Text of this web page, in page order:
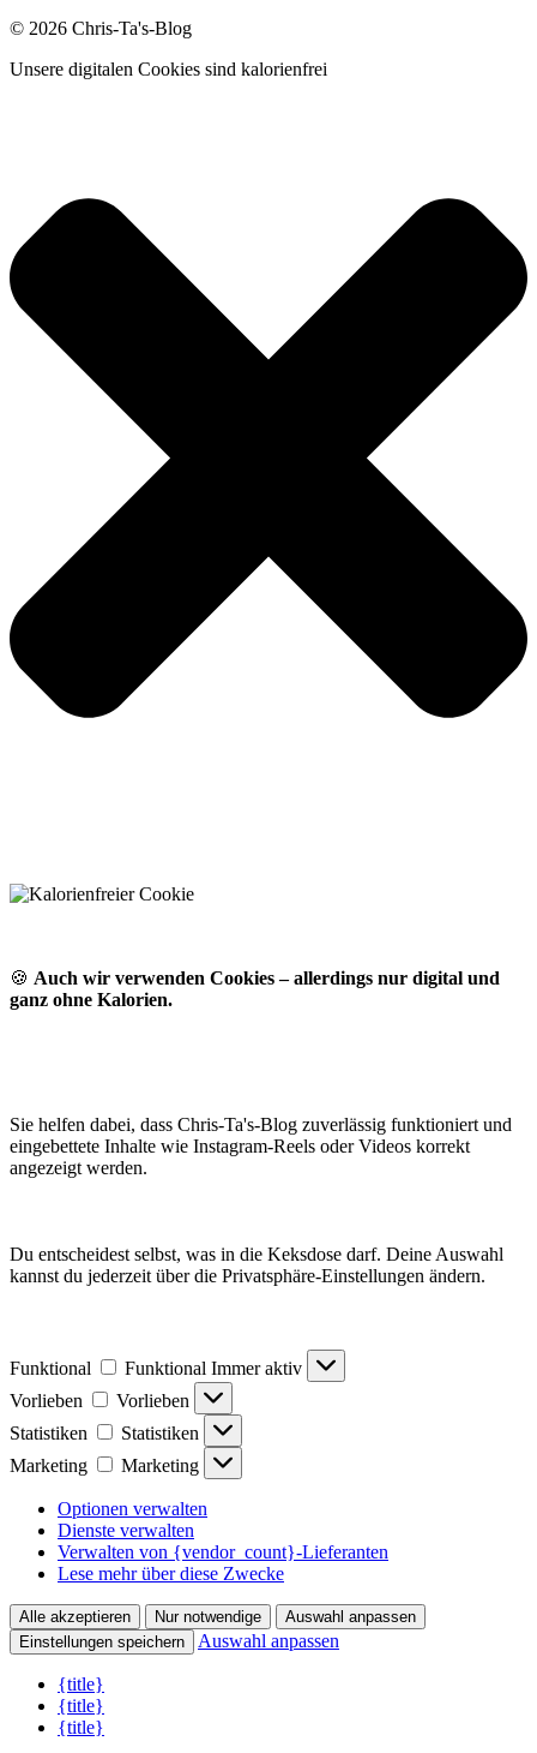
© 2026 Chris-Ta's-Blog
Unsere digitalen Cookies sind kalorienfrei
🍪 Auch wir verwenden Cookies – allerdings nur digital und
ganz ohne Kalorien.
Sie helfen dabei, dass Chris-Ta's-Blog zuverlässig funktioniert und
eingebettete Inhalte wie Instagram-Reels oder Videos korrekt
angezeigt werden.
Du entscheidest selbst, was in die Keksdose darf. Deine Auswahl
kannst du jederzeit über die Privatsphäre-Einstellungen ändern.
Funktional Funktional Immer aktiv
Vorlieben
Vorlieben
Statistiken
Statistiken
Marketing
Marketing
Optionen verwalten
Dienste verwalten
Verwalten von {vendor_count}-Lieferanten
Lese mehr über diese Zwecke
Alle akzeptieren Nur notwendige
Auswahl anpassen
Einstellungen speichern
Auswahl anpassen
{title}
{title}
{title}